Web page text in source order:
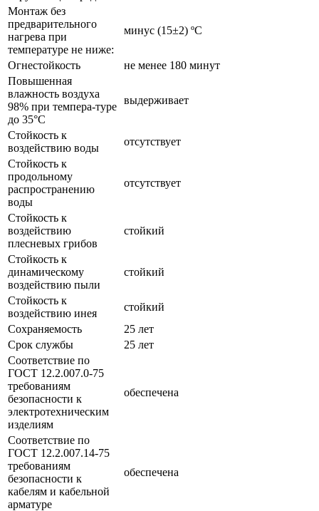
Монтаж без
предварительного
нагрева при
температуре не ниже:
минус (15±2) ºС
Огнестойкость
не менее 180 минут
Повышенная
влажность воздуха
98% при темпера-туре
до 35°С
выдерживает
Стойкость к
воздействию воды
отсутствует
Стойкость к
продольному
распространению
воды
отсутствует
Стойкость к
воздействию
плесневых грибов
стойкий
Стойкость к
динамическому
воздействию пыли
стойкий
Стойкость к
воздействию инея
стойкий
Сохраняемость
25 лет
Срок службы
25 лет
Соответствие по
ГОСТ 12.2.007.0-75
требованиям
безопасности к
электротехническим
изделиям
обеспечена
Соответствие по
ГОСТ 12.2.007.14-75
требованиям
безопасности к
кабелям и кабельной
арматуре
обеспечена